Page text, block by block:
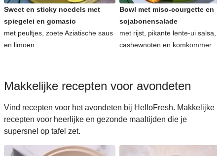
Sweet en sticky noedels met
spiegelei en gomasio
met peultjes, zoete Aziatische saus
en limoen
Bowl met miso-courgette en
sojabonensalade
met rijst, pikante lente-ui salsa,
cashewnoten en komkommer
Makkelijke recepten voor avondeten
Vind recepten voor het avondeten bij HelloFresh. Makkelijke
recepten voor heerlijke en gezonde maaltijden die je
supersnel op tafel zet.